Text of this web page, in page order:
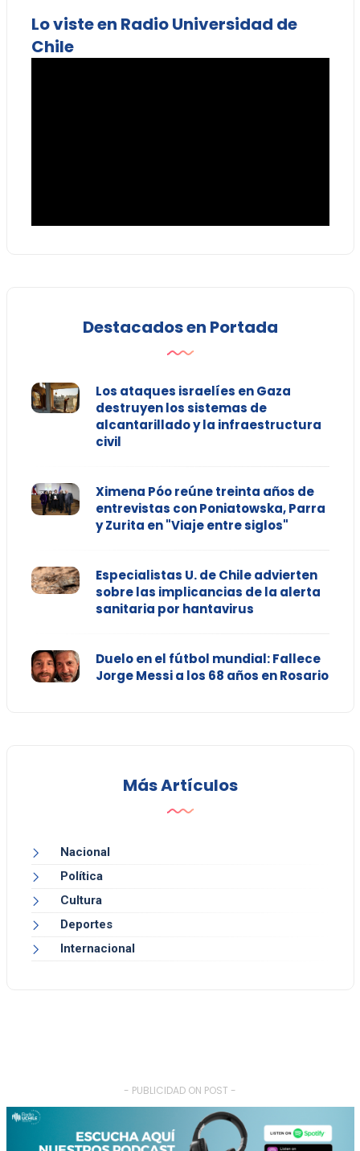
Lo viste en Radio Universidad de
Chile
Destacados en Portada
Los ataques israelíes en Gaza
destruyen los sistemas de
alcantarillado y la infraestructura
civil
Ximena Póo reúne treinta años de
entrevistas con Poniatowska, Parra
y Zurita en "Viaje entre siglos"
Especialistas U. de Chile advierten
sobre las implicancias de la alerta
sanitaria por hantavirus
Duelo en el fútbol mundial: Fallece
Jorge Messi a los 68 años en Rosario
Más Artículos
Nacional
Política
Cultura
Deportes
Internacional
- PUBLICIDAD ON POST -